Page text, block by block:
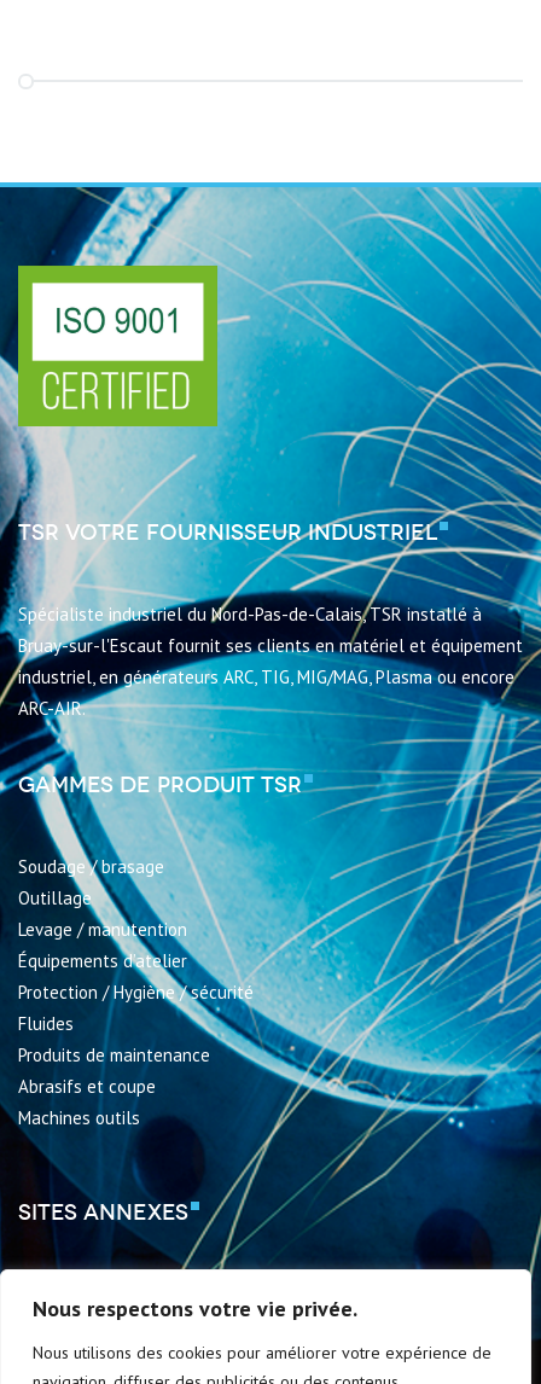
Nous respectons votre vie privée.
Nous utilisons des cookies pour améliorer votre expérience de
TSR votre fournisseur industriel
Spécialiste industriel du Nord-Pas-de-Calais, TSR installé à
Bruay-sur-l'Escaut fournit ses clients en matériel et équipement
industriel, en générateurs ARC, TIG, MIG/MAG, Plasma ou encore
ARC-AIR.
Gammes de produit TSR
Soudage / brasage
Outillage
Levage / manutention
Équipements d’atelier
Protection / Hygiène / sécurité
Fluides
Produits de maintenance
Abrasifs et coupe
Machines outils
Sites annexes